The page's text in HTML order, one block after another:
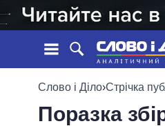
СТРІЧКА
Слово і Діло›Стрічка
Поразка